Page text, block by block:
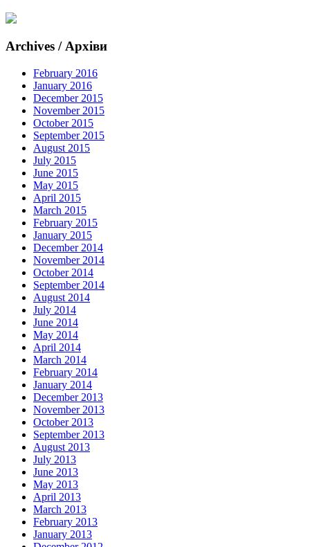
Archives / Архіви
February 2016
January 2016
December 2015
November 2015
October 2015
September 2015
August 2015
July 2015
June 2015
May 2015
April 2015
March 2015
February 2015
January 2015
December 2014
November 2014
October 2014
September 2014
August 2014
July 2014
June 2014
May 2014
April 2014
March 2014
February 2014
January 2014
December 2013
November 2013
October 2013
September 2013
August 2013
July 2013
June 2013
May 2013
April 2013
March 2013
February 2013
January 2013